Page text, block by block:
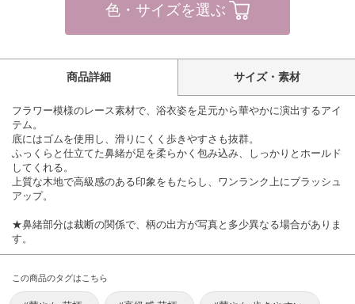
色・サイズを選ぶ
商品詳細 サイズ・素材
フラワー模様のレース素材で、浴衣姿を足元から華やかに演出するアイ
テム。
底にはゴムを使用し、滑りにくく歩きやすさも抜群。
ふっくらと仕立てた鼻緒が足を柔らかく包み込み、しっかりとホールド
してくれる。
上質な木地で高級感のある印象をもたらし、ワンランク上にブラッシュ
アップ。
★鼻緒部分は裁断の関係で、柄の出方が写真と多少異なる場合がありま
す。
この商品のタグはこちら